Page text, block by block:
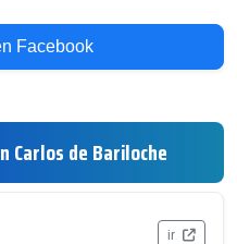
Facebook
Carlos de Bariloche
ir